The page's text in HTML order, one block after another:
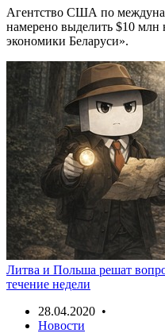
Агентство США по
намерено выделить $10 млн
экономики Беларуси».
Литва и Польша решат
течение недели
28.04.2020 •
Новости